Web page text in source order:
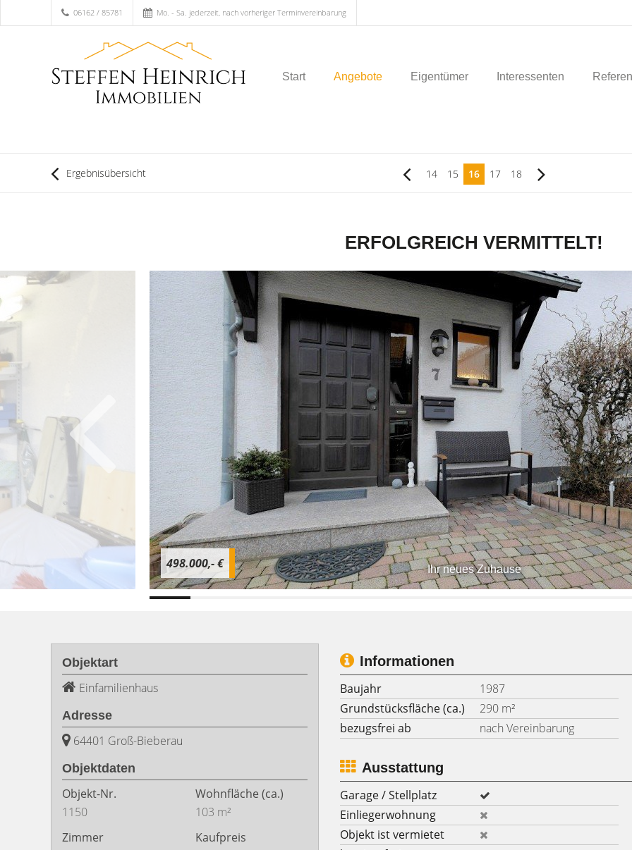
06162 / 85781 Mo. - Sa. jederzeit, nach vorheriger Terminvereinbarung
Start Angebote Eigentümer Interessenten
Ergebnisübersicht 14 15 16 17 18
ERFOLGREICH VERMITTELT!
Ihr neues Zuhause
498.000,- €
Objektart
Einfamilienhaus
Adresse
64401 Groß-Bieberau
Objektdaten
Objekt-Nr.
1150
Wohnfläche (ca.)
103 m²
Zimmer
Kaufpreis
Informationen
Baujahr
1987
Grundstücksfläche (ca.)
290 m²
bezugsfrei ab
nach Vereinbarung
Ausstattung
Garage / Stellplatz
Einliegerwohnung
Objekt ist vermietet